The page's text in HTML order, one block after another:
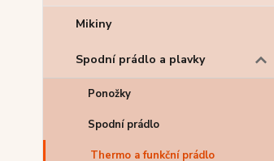
Mikiny
Spodní prádlo a plavky
Ponožky
Spodní prádlo
Thermo a funkční prádlo